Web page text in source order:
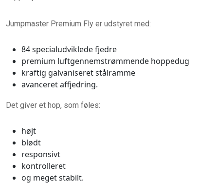
Jumpmaster Premium Fly er udstyret med:
84 specialudviklede fjedre
premium luftgennemstrømmende hoppedug
kraftig galvaniseret stålramme
avanceret affjedring.
Det giver et hop, som føles:
højt
blødt
responsivt
kontrolleret
og meget stabilt.